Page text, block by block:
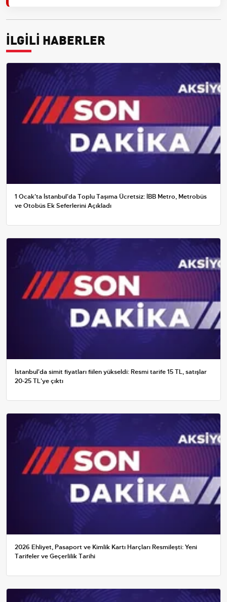
İLGİLİ HABERLER
1 Ocak'ta İstanbul'da Toplu Taşıma Ücretsiz: İBB Metro, Metrobüs
ve Otobüs Ek Seferlerini Açıkladı
İstanbul'da simit fiyatları fiilen yükseldi: Resmi tarife 15 TL, satışlar
20-25 TL'ye çıktı
2026 Ehliyet, Pasaport ve Kimlik Kartı Harçları Resmileşti: Yeni
Tarifeler ve Geçerlilik Tarihi